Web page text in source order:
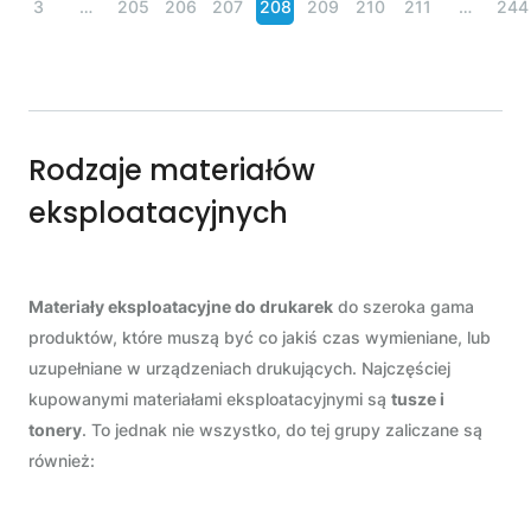
3 … 205 206 207 208 209 210 211 … 244
Materiały eksploatacyjne do drukarek do szeroka gama
produktów, które muszą być co jakiś czas wymieniane, lub
uzupełniane w urządzeniach drukujących. Najczęściej
kupowanymi materiałami eksploatacyjnymi są tusze i
tonery. To jednak nie wszystko, do tej grupy zaliczane są
również:
Rodzaje materiałów
eksploatacyjnych